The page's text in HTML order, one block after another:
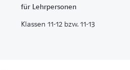
zum Lernerfolg.
für Lehrpersonen
Klassen 11-12 bzw. 11-13